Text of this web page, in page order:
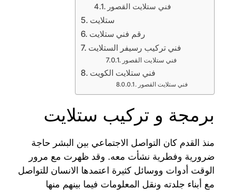
فني ستلايت القصور
ستلايت
رقم فني ستلايت
فني تركيب رسيفر الستلايت
فني ستلايت القصور
فني ستلايت الكويت
فني ستلايت القصور
برمجة و تركيب ستلايت
منذ القدم كان التواصل الاجتماعي بين البشر حاجة
ضرورية وفطرية نشأت معه. وقد ظهرت مع مرور
الوقت أدوات ووسائل كثيرة اعتمدها الانسان للتواصل
مع أبناء جلدته ونقل المعلومات فيما بينهم منها